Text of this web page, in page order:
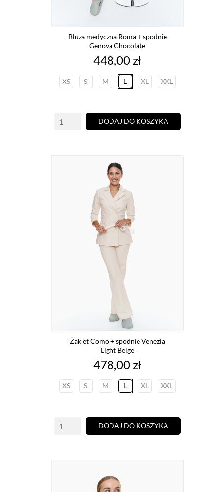
Bluza medyczna Roma + spodnie
Genova Chocolate
Cena
448,00 zł
XS S M L XL XXL
DODAJ DO KOSZYKA
Żakiet Como + spodnie Venezia
Light Beige
Cena
478,00 zł
XS S M L XL XXL
DODAJ DO KOSZYKA